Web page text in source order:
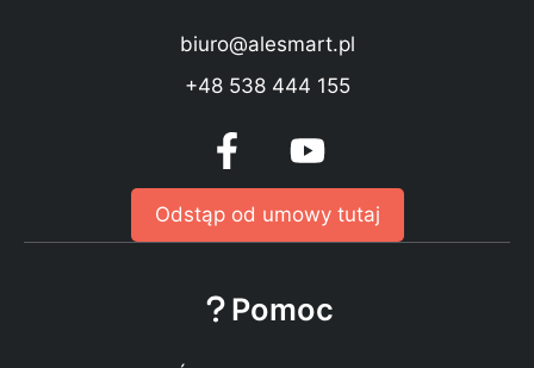
biuro@alesmart.pl
+48 538 444 155
Odstąp od umowy tutaj
Pomoc